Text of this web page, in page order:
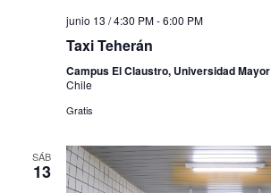
junio 13 / 4:30 PM-6:00 PM
Taxi Teherán
Campus El Claustro, Universidad Mayor
Chile
Gratis
SÁB
13